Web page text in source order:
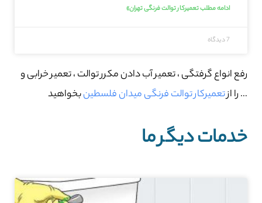
ادامه مطلب تعمیرکار توالت فرنگی تهران»
7 دیدگاه
رفع انواع گرفتگی ، تعمیر آب دادن مکرر توالت ، تعمیر خرابی و
… را ازتعمیرکار توالت فرنگی میدان فلسطینبخواهید
خدمات دیگر ما